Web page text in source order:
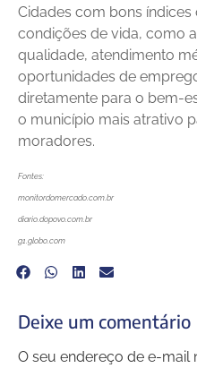
Cidades com bons
condições de vida, como
qualidade, atendimento
oportunidades de
diretamente para o bem-
o município mais atrativo
moradores.
Fontes:
monitordomercado.com.br
diario.dopovo.com.br
g1.globo.com
Deixe um comentário
O seu endereço de e-mail